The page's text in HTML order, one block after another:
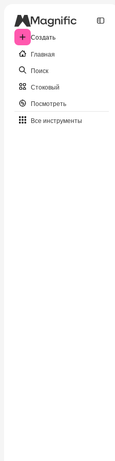
Создать
Главная
Поиск
Стоковый
Посмотреть
Все инструменты